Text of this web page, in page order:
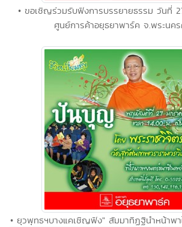
• ขอเชิญร่วมรับฟังการบรรยายธรรม วันที่
ศูนย์การค้าอยุธยาพาร์ค จ.พระนค
• ยุวพุทธฯบางแคเชิญฟัง" สัมมาทิฏฐินำหน้าพ